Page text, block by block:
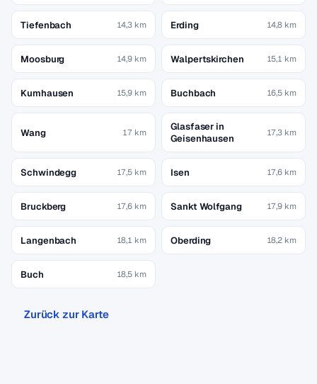
Tiefenbach 14,3 km Erding 14,8 km
Moosburg 14,9 km Walpertskirchen 15,1 km
Kumhausen 15,9 km Buchbach 16,5 km
Wang 17 km
Glasfaser in
Geisenhausen
17,3 km
Schwindegg 17,5 km Isen 17,6 km
Bruckberg 17,6 km Sankt Wolfgang 17,9 km
Langenbach 18,1 km Oberding 18,2 km
Buch 18,5 km
Zurück zur Karte